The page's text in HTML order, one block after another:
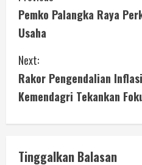
Pemko Palangka Raya
Usaha
Next:
Rakor Pengendalian
Kemendagri Tekankan
Tinggalkan Balasan